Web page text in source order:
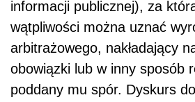
informacji publicznej), za
wątpliwości można uznać
arbitrażowego, nakładający
obowiązki lub w inny sposób
poddany mu spór. Dyskurs